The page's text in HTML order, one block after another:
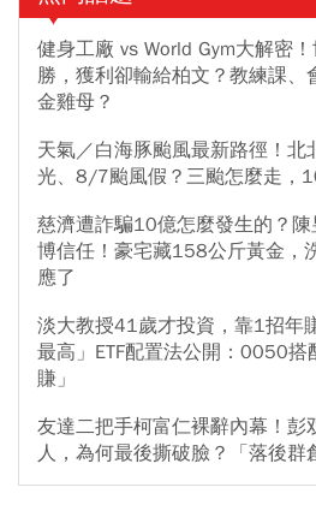
健身工廠 vs World Gym大解密
勝，獲利卻輸給柏文？教練課
金雞母？
天氣／白海豚颱風最新路徑！北
光、8/7颱風假？三颱怎麼走，
慈濟遭詐騙10億怎麼發生的？
博信任！豪宅藏158公斤黃金，
應了
淡大教授41歲才投資，靠1招年
最高」ETF配置法公開：0050
賺」
友達二把手柯富仁裸辭內幕！彭
人，為何最後撕破臉？「落後群